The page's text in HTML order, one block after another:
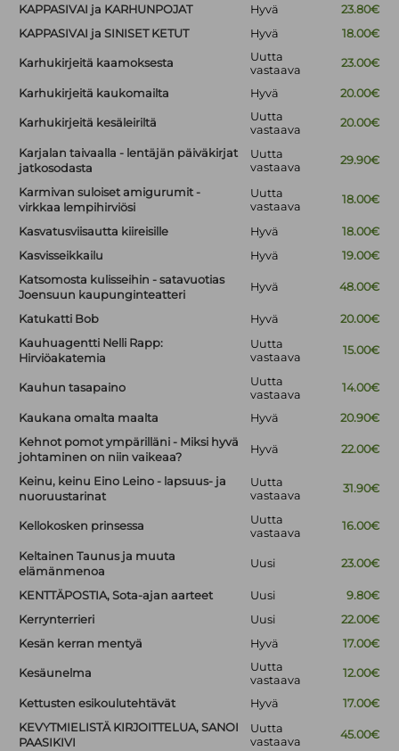
KAPPASIVAI ja KARHUNPOJAT Hyvä
23.80€
KAPPASIVAI ja SINISET KETUT
Hyvä 18.00€
Karhukirjeitä kaamoksesta
Uutta
vastaava
23.00€
Karhukirjeitä kaukomailta Hyvä 20.00€
Karhukirjeitä kesäleiriltä
Uutta
vastaava
20.00€
Karjalan taivaalla - lentäjän päiväkirjat
jatkosodasta
Uutta
vastaava
29.90€
Karmivan suloiset amigurumit -
virkkaa lempihirviösi
Uutta
vastaava
18.00€
Kasvatusviisautta kiireisille Hyvä
18.00€
Kasvisseikkailu
Hyvä
19.00€
Katsomosta kulisseihin - satavuotias
Joensuun kaupunginteatteri
Hyvä 48.00€
Katukatti Bob Hyvä
20.00€
Kauhuagentti Nelli Rapp:
Hirviöakatemia
Uutta
vastaava
15.00€
Kauhun tasapaino
Uutta
vastaava
14.00€
Kaukana omalta maalta Hyvä
20.90€
Kehnot pomot ympärilläni - Miksi hyvä
johtaminen on niin vaikeaa?
Hyvä 22.00€
Keinu, keinu Eino Leino - lapsuus- ja
nuoruustarinat
Uutta
vastaava
31.90€
Kellokosken prinsessa
Uutta
vastaava
16.00€
Keltainen Taunus ja muuta
elämänmenoa
Uusi 23.00€
KENTTÄPOSTIA, Sota-ajan aarteet Uusi
9.80€
Kerrynterrieri
Uusi
22.00€
Kesän kerran mentyä
Hyvä 17.00€
Kesäunelma
Uutta
vastaava
12.00€
Kettusten esikoulutehtävät Hyvä
17.00€
KEVYTMIELISTÄ KIRJOITTELUA, SANOI
PAASIKIVI
Uutta
vastaava
45.00€